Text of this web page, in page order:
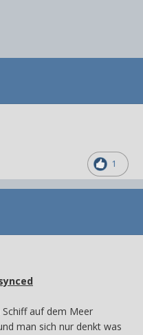
1
auf dem Meer
man sich nur denkt was